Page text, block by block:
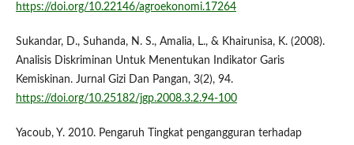
https://doi.org/10.22146/agroekonomi.17264
Sukandar, D., Suhanda, N. S., Amalia, L., & Khairunisa, K. (2008).
Analisis Diskriminan Untuk Menentukan Indikator Garis
Kemiskinan. Jurnal Gizi Dan Pangan, 3(2), 94.
https://doi.org/10.25182/jgp.2008.3.2.94-100
Yacoub, Y. 2010. Pengaruh Tingkat pengangguran terhadap